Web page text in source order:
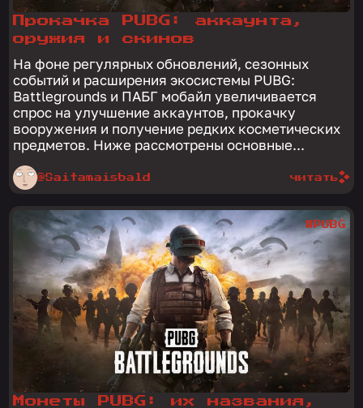
Прокачка PUBG: аккаунта,
оружия и скинов
На фоне регулярных обновлений, сезонных
событий и расширения экосистемы PUBG:
Battlegrounds и ПАБГ мобайл увеличивается
спрос на улучшение аккаунтов, прокачку
вооружения и получение редких косметических
предметов. Ниже рассмотрены основные...
@Saitamaisbald читать
Монеты PUBG: их названия,
#PUBG